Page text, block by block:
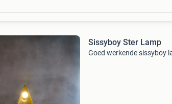
Sissyboy Ster Lamp
Goed werkende sissyboy